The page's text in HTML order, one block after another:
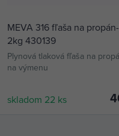
MEVA 316 fľaša na
2kg 430139
Plynová tlaková fľaša na
na výmenu
skladom 22 ks